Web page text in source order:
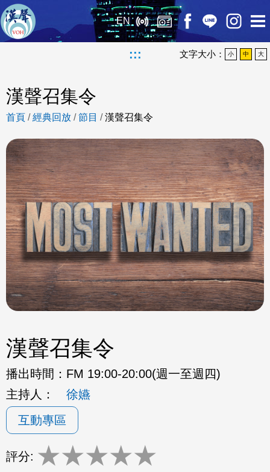
EN
::: 文字大小： 小 中 大
漢聲召集令
首頁 /經典回放 /節目 /漢聲召集令
漢聲召集令
播出時間： FM 19:00-20:00(週一至週四)
主持人：
徐嬿
互動專區
評分: ★★★★★